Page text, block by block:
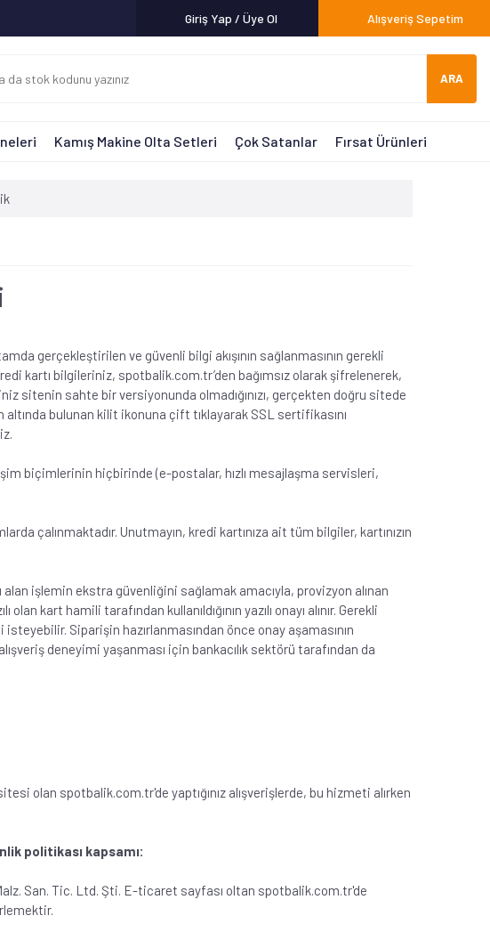
Giriş Yap / Üye Ol Alışveriş Sepetim
ARA
Kamış Makine Olta Setleri Çok Satanlar Fırsat Ürünleri
gerçekleştirilen ve güvenli bilgi akışının sağlanmasının gerekli
kartı bilgileriniz, spotbalik.com.tr’den bağımsız olarak şifrelenerek,
sitenin sahte bir versiyonunda olmadığınızı, gerçekten doğru sitede
bulunan kilit ikonuna çift tıklayarak SSL sertifikasını
biçimlerinin hiçbirinde (e-postalar, hızlı mesajlaşma servisleri,
çalınmaktadır. Unutmayın, kredi kartınıza ait tüm bilgiler, kartınızın
alan işlemin ekstra güvenliğini sağlamak amacıyla, provizyon alınan
kart hamili tarafından kullanıldığının yazılı onayı alınır. Gerekli
Siparişin hazırlanmasından önce onay aşamasının
deneyimi yaşanması için bankacılık sektörü tarafından da
olan spotbalik.com.tr'de yaptığınız alışverişlerde, bu hizmeti alırken
politikası kapsamı:
San. Tic. Ltd. Şti. E-ticaret sayfası oltan spotbalik.com.tr'de